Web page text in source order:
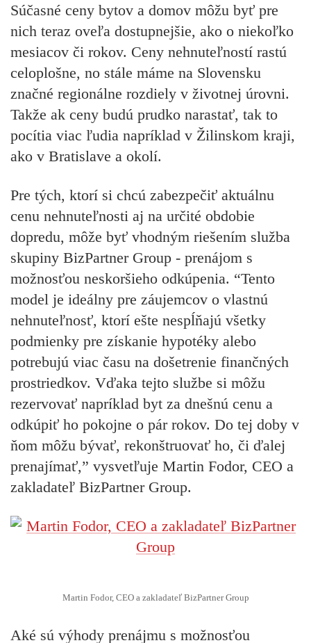
Súčasné ceny bytov a domov môžu byť pre
nich teraz oveľa dostupnejšie, ako o niekoľko
mesiacov či rokov. Ceny nehnuteľností rastú
celoplošne, no stále máme na Slovensku
značné regionálne rozdiely v životnej úrovni.
Takže ak ceny budú prudko narastať, tak to
pocítia viac ľudia napríklad v Žilinskom kraji,
ako v Bratislave a okolí.
Pre tých, ktorí si chcú zabezpečiť aktuálnu
cenu nehnuteľnosti aj na určité obdobie
dopredu, môže byť vhodným riešením služba
skupiny BizPartner Group - prenájom s
možnosťou neskoršieho odkúpenia. “Tento
model je ideálny pre záujemcov o vlastnú
nehnuteľnosť, ktorí ešte nespĺňajú všetky
podmienky pre získanie hypotéky alebo
potrebujú viac času na došetrenie finančných
prostriedkov. Vďaka tejto službe si môžu
rezervovať napríklad byt za dnešnú cenu a
odkúpiť ho pokojne o pár rokov. Do tej doby v
ňom môžu bývať, rekonštruovať ho, či ďalej
prenajímať,” vysvetľuje Martin Fodor, CEO a
zakladateľ BizPartner Group.
Martin Fodor, CEO a zakladateľ BizPartner Group
Aké sú výhody prenájmu s možnosťou